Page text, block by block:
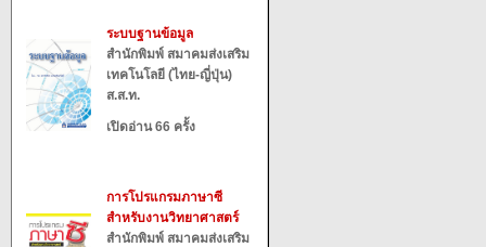
ระบบฐานข้อมูล
สำนักพิมพ์ สมาคมส่งเสริม
เทคโนโลยี (ไทย-ญี่ปุ่น)
ส.ส.ท.
เปิดอ่าน 66 ครั้ง
การโปรแกรมภาษาซี
สำหรับงานวิทยาศาสตร์
สำนักพิมพ์ สมาคมส่งเสริม